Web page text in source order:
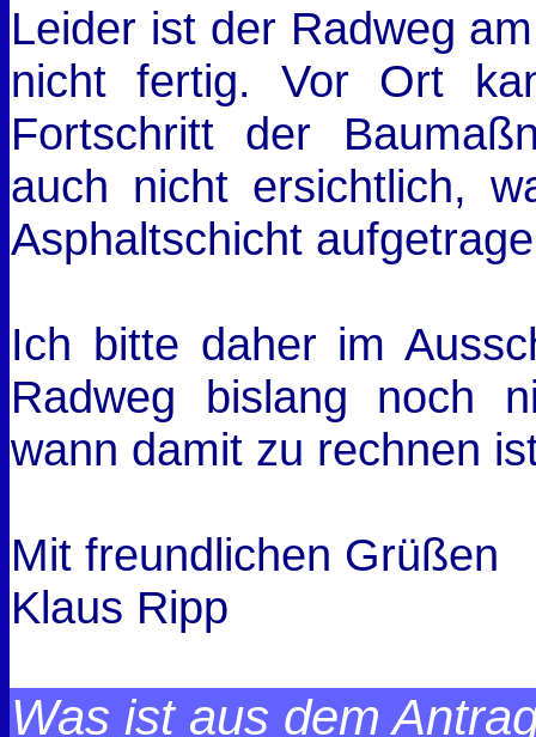
Leider ist der Radweg
nicht fertig. Vor Ort
Fortschritt der
auch nicht ersichtlich,
Asphaltschicht
Ich bitte daher im
Radweg bislang noch
wann damit zu rechnen
Mit freundlichen Grüßen
Klaus Ripp
Was ist aus dem